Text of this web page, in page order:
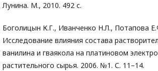
Лунина. М., 2010. 492 с.
Боголицын К.Г., Иванченко Н.Л., Потапова
Исследование влияния состава
ванилина и гваякола на платиновом
растительного сырья. 2006. №1. С. 11–14.